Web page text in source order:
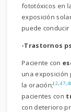
fototóxicos en
exposición
puede
-Trastornos
Paciente con
una exposición
la oración;(2,47,
pacientes con
con deterioro